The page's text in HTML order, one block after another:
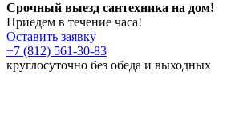
Срочный выезд сантехника на дом!
Приедем в течение часа!
Оставить заявку
+7 (812) 561-30-83
круглосуточно без обеда и выходных